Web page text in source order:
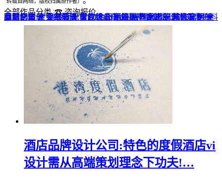
全部作品分类 ☎ 咨询报价
品牌全案 ▼ 宣传画册 VI+LOGO 企业刊物 包装设计 宣传物料
网站UI设计 导视设计 餐饮设计 酒店品牌设计 纪念相册 ▼
企业纪念册 聚会纪念册 毕业纪念册 领导/同事相册 成人礼相册
战友纪念册 个人影集 家庭/生日相册 旅行纪念册 精装定制 ▼
菜谱制作 企业邮册 光盘包装盒 高端楼书 家谱族谱 家具画册
酒店品牌设计公司:特色的度假酒店vi
设计需从高端策划理念下功夫!…